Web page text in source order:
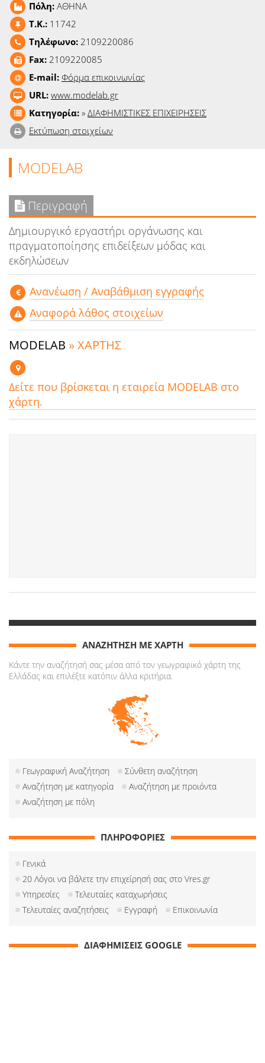
Ειδήσεις
Παιχνίδια
Ραδιόφωνο
Ταινίες
Πόλη: ΑΘΗΝΑ
T.K.: 11742
Τηλέφωνο: 2109220086
Fax: 2109220085
E-mail: Φόρμα επικοινωνίας
URL: www.modelab.gr
Κατηγορία: » ΔΙΑΦΗΜΙΣΤΙΚΕΣ ΕΠΙΧΕΙΡΗΣΕΙΣ
Εκτύπωση στοιχείων
MODELAB
Περιγραφή
Δημιουργικό εργαστήρι οργάνωσης και
πραγματοποίησης επιδείξεων μόδας και
εκδηλώσεων
Aνανέωση / Αναβάθμιση εγγραφής
Αναφορά λάθος στοιχείων
MODELAB » ΧΑΡΤΗΣ
Δείτε που βρίσκεται η εταιρεία MODELAB στο
χάρτη.
ΑΝΑΖΗΤΗΣΗ ΜΕ ΧΑΡΤΗ
Κάντε την αναζήτησή σας μέσα από τον γεωγραφικό χάρτη της
Ελλάδας και επιλέξτε κατόπιν άλλα κριτήρια.
Γεωγραφική Αναζήτηση
Σύνθετη αναζήτηση
Αναζήτηση με κατηγορία
Αναζήτηση με προιόντα
Αναζήτηση με πόλη
ΠΛΗΡΟΦΟΡΙΕΣ
Γενικά
20 Λόγοι να βάλετε την επιχείρησή σας στο Vres.gr
Υπηρεσίες
Τελευταίες καταχωρήσεις
Τελευταίες αναζητήσεις
Εγγραφή Επικοινωνία
ΔΙΑΦΗΜΙΣΕΙΣ GOOGLE